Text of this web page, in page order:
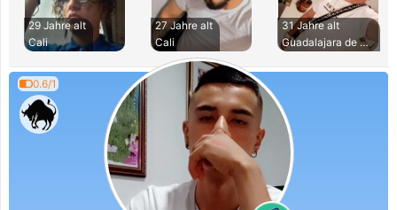
29 Jahre alt
Cali
27 Jahre alt
Cali
31 Jahre alt
Guadalajara de Bug
0.6/1